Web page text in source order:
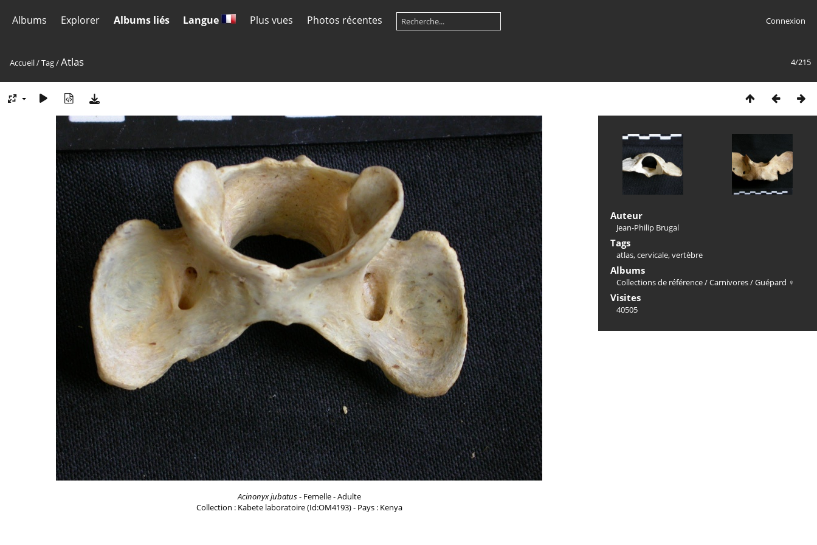
Albums Explorer Albums liés Langue Plus vues Photos récentes Connexion
4/215
Accueil/Tag/Atlas
Acinonyx jubatus- Femelle - Adulte
Collection : Kabete laboratoire (Id:OM4193) - Pays : Kenya
Auteur
Jean-Philip Brugal
Tags
atlas,cervicale,vertèbre
Albums
Collections de référence/Carnivores/Guépard ♀
Visites
40505